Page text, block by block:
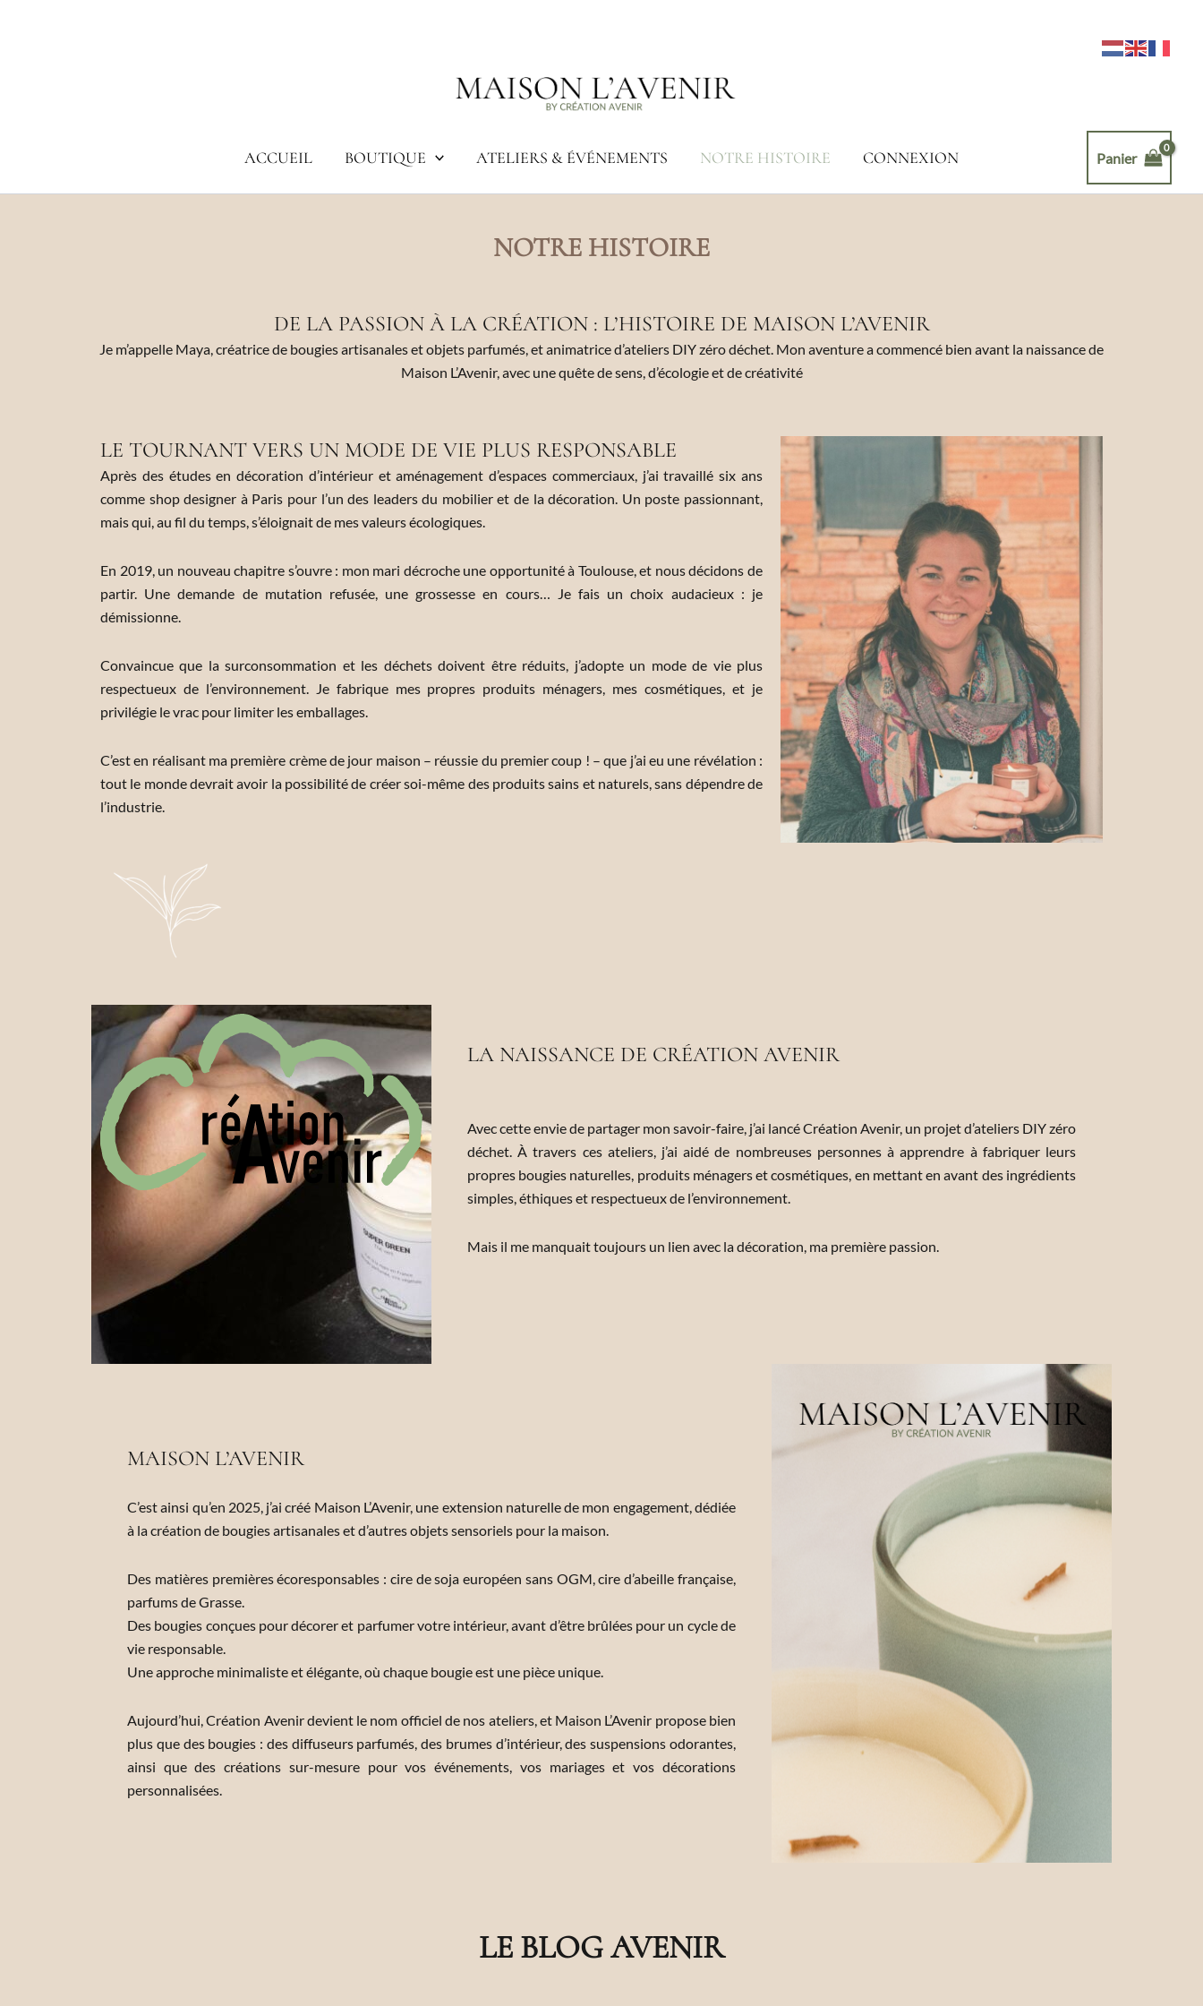
ACCUEIL BOUTIQUE ATELIERS & ÉVÉNEMENTS NOTRE HISTOIRE CONNEXION Panier
NOTRE HISTOIRE
DE LA PASSION À LA CRÉATION : L’HISTOIRE DE MAISON L’AVENIR
Je m’appelle Maya, créatrice de bougies artisanales et objets parfumés, et animatrice d’ateliers DIY zéro déchet. Mon aventure a commencé bien avant la naissance de
Maison L’Avenir, avec une quête de sens, d’écologie et de créativité
LE TOURNANT VERS UN MODE DE VIE PLUS RESPONSABLE
Après des études en décoration d’intérieur et aménagement d’espaces commerciaux, j’ai travaillé six ans
comme shop designer à Paris pour l’un des leaders du mobilier et de la décoration. Un poste passionnant,
mais qui, au fil du temps, s’éloignait de mes valeurs écologiques.
En 2019, un nouveau chapitre s’ouvre : mon mari décroche une opportunité à Toulouse, et nous décidons de
partir. Une demande de mutation refusée, une grossesse en cours… Je fais un choix audacieux : je
démissionne.
Convaincue que la surconsommation et les déchets doivent être réduits, j’adopte un mode de vie plus
respectueux de l’environnement. Je fabrique mes propres produits ménagers, mes cosmétiques, et je
privilégie le vrac pour limiter les emballages.
C’est en réalisant ma première crème de jour maison – réussie du premier coup ! – que j’ai eu une révélation :
tout le monde devrait avoir la possibilité de créer soi-même des produits sains et naturels, sans dépendre de
l’industrie.
LA NAISSANCE DE CRÉATION AVENIR
Avec cette envie de partager mon savoir-faire, j’ai lancé Création Avenir, un projet d’ateliers DIY zéro
déchet. À travers ces ateliers, j’ai aidé de nombreuses personnes à apprendre à fabriquer leurs
propres bougies naturelles, produits ménagers et cosmétiques, en mettant en avant des ingrédients
simples, éthiques et respectueux de l’environnement.
Mais il me manquait toujours un lien avec la décoration, ma première passion.
MAISON L’AVENIR
C’est ainsi qu’en 2025, j’ai créé Maison L’Avenir, une extension naturelle de mon engagement, dédiée
à la création de bougies artisanales et d’autres objets sensoriels pour la maison.
Des matières premières écoresponsables : cire de soja européen sans OGM, cire d’abeille française,
parfums de Grasse.
Des bougies conçues pour décorer et parfumer votre intérieur, avant d’être brûlées pour un cycle de
vie responsable.
Une approche minimaliste et élégante, où chaque bougie est une pièce unique.
Aujourd’hui, Création Avenir devient le nom officiel de nos ateliers, et Maison L’Avenir propose bien
plus que des bougies : des diffuseurs parfumés, des brumes d’intérieur, des suspensions odorantes,
ainsi que des créations sur-mesure pour vos événements, vos mariages et vos décorations
personnalisées.
LE BLOG AVENIR